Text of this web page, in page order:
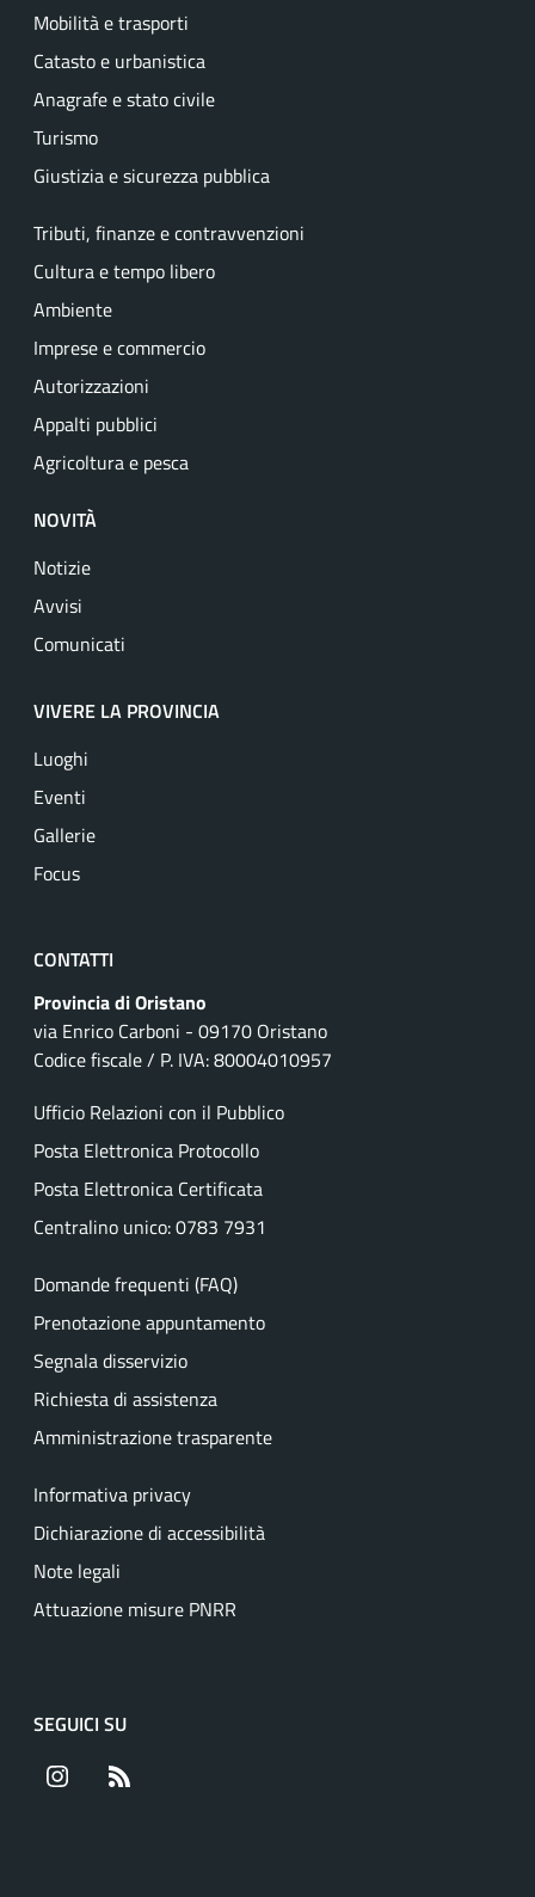
Mobilità e trasporti
Catasto e urbanistica
Anagrafe e stato civile
Turismo
Giustizia e sicurezza pubblica
Tributi, finanze e contravvenzioni
Cultura e tempo libero
Ambiente
Imprese e commercio
Autorizzazioni
Appalti pubblici
Agricoltura e pesca
NOVITÀ
Notizie
Avvisi
Comunicati
VIVERE LA PROVINCIA
Luoghi
Eventi
Gallerie
Focus
CONTATTI
Provincia di Oristano
via Enrico Carboni - 09170 Oristano
Codice fiscale / P. IVA: 80004010957
Ufficio Relazioni con il Pubblico
Posta Elettronica Protocollo
Posta Elettronica Certificata
Centralino unico: 0783 7931
Domande frequenti (FAQ)
Prenotazione appuntamento
Segnala disservizio
Richiesta di assistenza
Amministrazione trasparente
Informativa privacy
Dichiarazione di accessibilità
Note legali
Attuazione misure PNRR
SEGUICI SU
Instagram